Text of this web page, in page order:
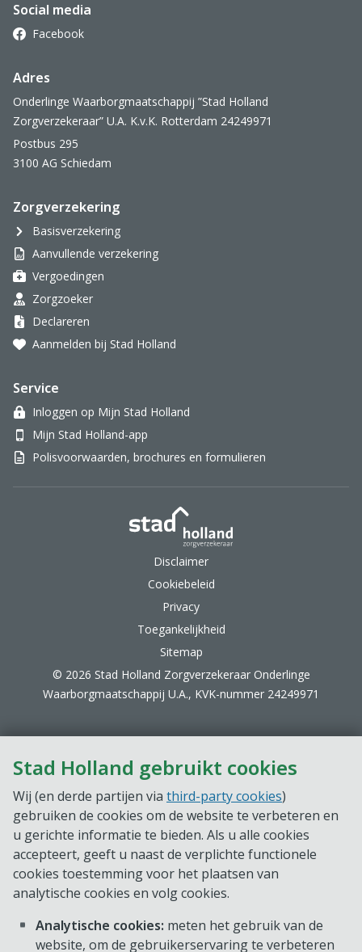
Stad Holland gebruikt cookies
Wij (en derde partijen via third-party cookies)
gebruiken de cookies om de website te verbeteren en
u gerichte informatie te bieden. Als u alle cookies
accepteert, geeft u naast de verplichte functionele
cookies toestemming voor het plaatsen van
analytische cookies en volg cookies.
Analytische cookies: meten het gebruik van de
website, om de gebruikerservaring te verbeteren
Social media
Facebook
Adres
Onderlinge Waarborgmaatschappij ”Stad Holland
Zorgverzekeraar” U.A. K.v.K. Rotterdam 24249971
Postbus 295
3100 AG Schiedam
Zorgverzekering
Basisverzekering
Aanvullende verzekering
Vergoedingen
Zorgzoeker
Declareren
Aanmelden bij Stad Holland
Service
Inloggen op Mijn Stad Holland
Mijn Stad Holland-app
Polisvoorwaarden, brochures en formulieren
Disclaimer
Cookiebeleid
Privacy
Toegankelijkheid
Sitemap
© 2026 Stad Holland Zorgverzekeraar Onderlinge
Waarborgmaatschappij U.A., KVK-nummer 24249971